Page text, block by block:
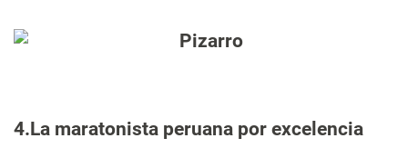
4.La maratonista peruana por excelencia